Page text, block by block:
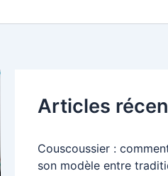
Articles
Couscoussier :
son modèle entre